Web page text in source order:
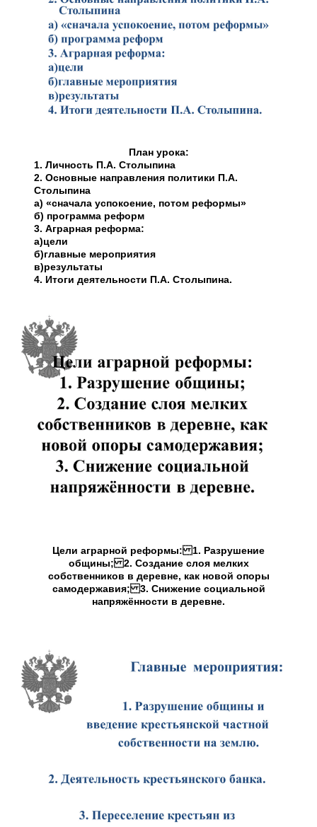
План урока:
1. Личность П.А. Столыпина
2. Основные направления политики П.А.
Столыпина
а) «сначала успокоение, потом реформы»
б) программа реформ
3. Аграрная реформа:
а)цели
б)главные мероприятия
в)результаты
4. Итоги деятельности П.А. Столыпина.
Цели аграрной реформы: 1. Разрушение
общины; 2. Создание слоя мелких
собственников в деревне, как новой опоры
самодержавия; 3. Снижение социальной
напряжённости в деревне.